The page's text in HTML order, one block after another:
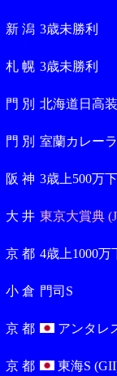
新 潟 3歳未勝利
札 幌 3歳未勝利
門 別 北海道日高
門 別 室蘭カレー
阪 神 3歳上500万下
大 井 東京大賞典
京 都 4歳上1000万
小 倉 門司S
京 都 アンタレ
京 都 東海S